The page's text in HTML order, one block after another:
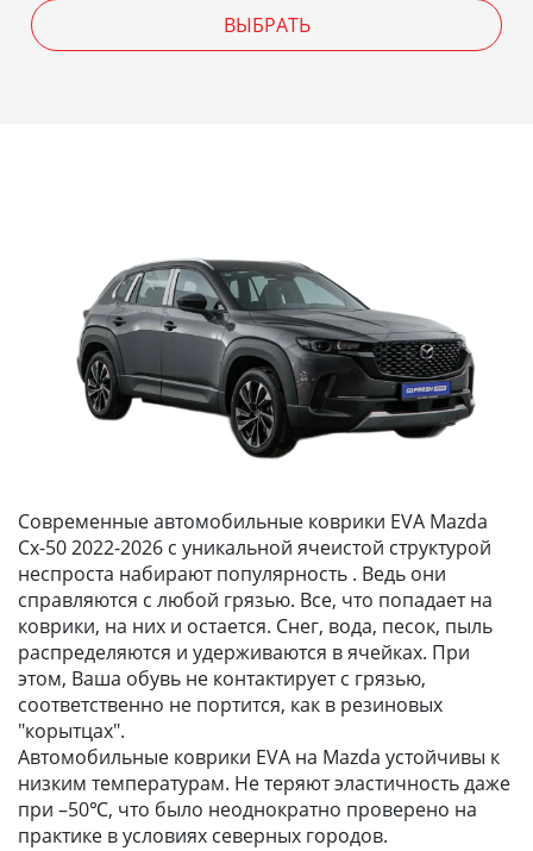
ВЫБРАТЬ
Современные автомобильные коврики EVA Mazda
Cx-50 2022-2026 с уникальной ячеистой структурой
неспроста набирают популярность . Ведь они
справляются с любой грязью. Все, что попадает на
коврики, на них и остается. Снег, вода, песок, пыль
распределяются и удерживаются в ячейках. При
этом, Ваша обувь не контактирует с грязью,
соответственно не портится, как в резиновых
"корытцах".
Автомобильные коврики EVA на Mazda устойчивы к
низким температурам. Не теряют эластичность даже
при –50℃, что было неоднократно проверено на
практике в условиях северных городов.